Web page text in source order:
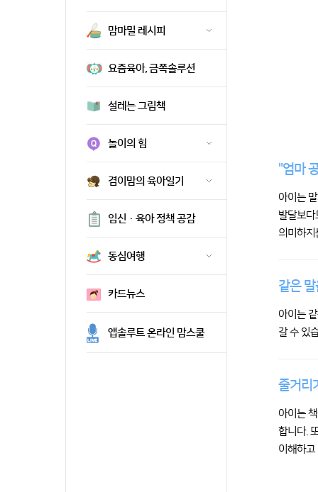
맘마밀 레시피
요즘육아, 금쪽솔루션
설레는 그림책
놀이의 힘
겸이맘의 육아일기
임신·육아 정책 공감
동심여행
카드뉴스
앱솔루트 온라인 맘스쿨
"엄마
아이는
발달보다
의미하지
같은
아이는
갈 수 있
줄거리
아이는
합니다.
이해하고